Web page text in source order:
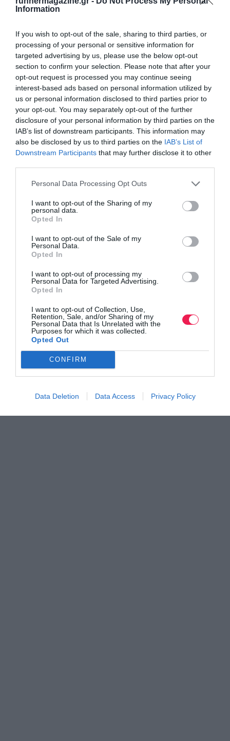
Information
If you wish to opt-out of the sale, sharing to third parties, or
processing of your personal or sensitive information for
targeted advertising by us, please use the below opt-out
section to confirm your selection. Please note that after your
opt-out request is processed you may continue seeing
interest-based ads based on personal information utilized by
us or personal information disclosed to third parties prior to
your opt-out. You may separately opt-out of the further
disclosure of your personal information by third parties on the
IAB’s list of downstream participants. This information may
also be disclosed by us to third parties on the IAB’s List of
Downstream Participants that may further disclose it to other
Personal Data Processing Opt Outs
I want to opt-out of the Sharing of my
personal data.
Opted In
I want to opt-out of the Sale of my
Personal Data.
Opted In
I want to opt-out of processing my
Personal Data for Targeted Advertising.
Opted In
I want to opt-out of Collection, Use,
Retention, Sale, and/or Sharing of my
Personal Data that Is Unrelated with the
Purposes for which it was collected.
Opted Out
CONFIRM
Data Deletion Data Access Privacy Policy
Γίνε Συνδρομητής
Βρες το RUNNER!
Όλα τα Τεύχη